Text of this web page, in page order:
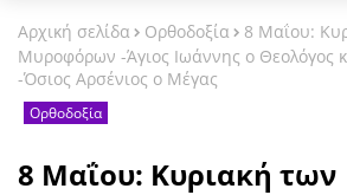
Αρχική σελίδα Ορθοδοξία
8 Μαΐου:
Μυροφόρων -Άγιος Ιωάννης ο Θεολόγος
-Όσιος Αρσένιος ο Μέγας
Ορθοδοξία
8 Μαΐου: Κυριακή των